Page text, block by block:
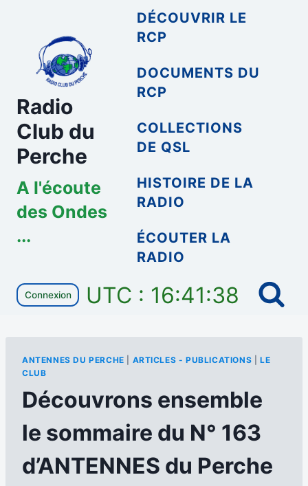
contenu
Radio
Club du
Perche
A l'écoute
des Ondes
...
DÉCOUVRIR LE
RCP
DOCUMENTS DU
RCP
COLLECTIONS
DE QSL
HISTOIRE DE LA
RADIO
ÉCOUTER LA
RADIO
Connexion UTC : 16:41:39
ANTENNES DU PERCHE ARTICLES - PUBLICATIONS
LE
CLUB
Découvrons ensemble
le sommaire du N° 163
d’ANTENNES du Perche